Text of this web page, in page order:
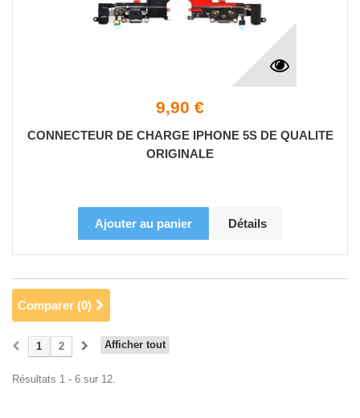
9,90 €
CONNECTEUR DE CHARGE IPHONE 5S DE QUALITE
ORIGINALE
Ajouter au panier Détails
Comparer (0)
Afficher tout
1 2
Résultats 1 - 6 sur 12.